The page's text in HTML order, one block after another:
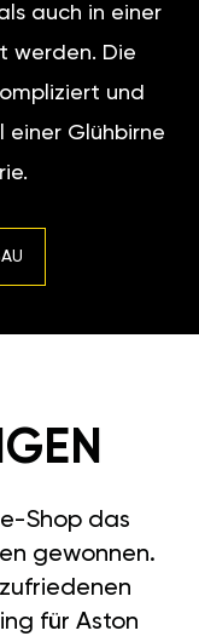
auch in einer
werden. Die
und
Glühbirne
Shop das
gewonnen.
für Aston